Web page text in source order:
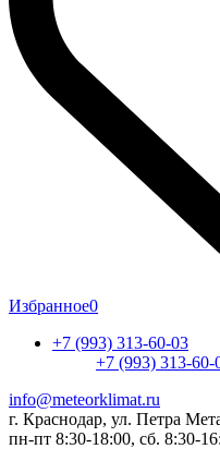
Избранное0
+7 (993) 313-60-03
+7 (993) 313-60-
info@meteorklimat.ru
г. Краснодар, ул. Петра
пн-пт 8:30-18:00, сб. 8:30-